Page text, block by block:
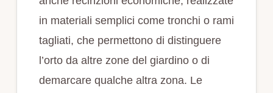
in materiali semplici come tronchi o rami
tagliati, che permettono di distinguere
l’orto da altre zone del giardino o di
demarcare qualche altra zona. Le